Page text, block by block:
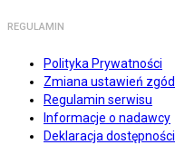
REGULAMIN
Polityka Prywatności
Zmiana ustawień zgód
Regulamin serwisu
Informacje o nadawcy
Deklaracja dostępności